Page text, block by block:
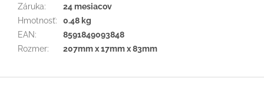
Záruka:
24 mesiacov
Hmotnosť:
0.48 kg
EAN:
8591849093848
Rozmer: 207mm x 17mm x 83mm
Z